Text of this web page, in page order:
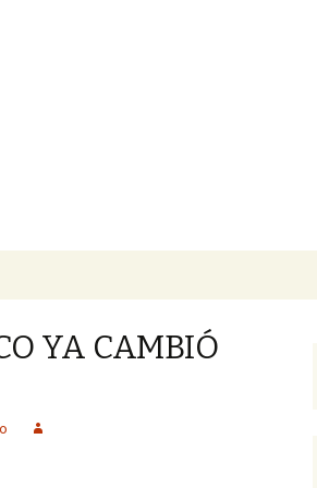
YA CAMBIÓ